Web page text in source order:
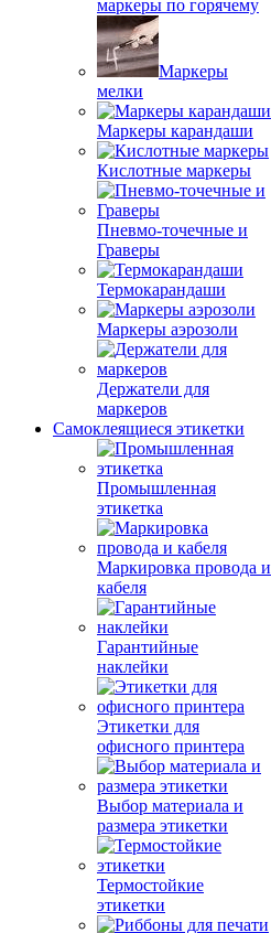
маркеры по горячему
Маркеры
мелки
Маркеры карандаши
Кислотные маркеры
Пневмо-точечные и
Граверы
Термокарандаши
Маркеры аэрозоли
Держатели для
маркеров
Самоклеящиеся этикетки
Промышленная
этикетка
Маркировка провода и
кабеля
Гарантийные
наклейки
Этикетки для
офисного принтера
Выбор материала и
размера этикетки
Термостойкие
этикетки